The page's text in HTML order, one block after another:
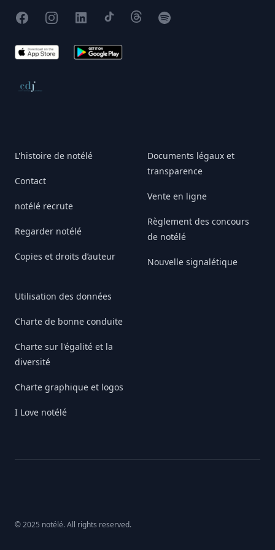
FacebookInstagram
X TikTokThreadsSpotify
App Store Google Play
Conseil de déontologie journalistique
L'histoire de notélé
Contact
notélé recrute
Regarder notélé
Copies et droits d’auteur
Utilisation des données
Charte de bonne conduite
Charte sur l'égalité et la
diversité
Charte graphique et logos
I Love notélé
Documents légaux et
transparence
Vente en ligne
Règlement des concours
de notélé
Nouvelle signalétique
© 2025 notélé. All rights reserved.